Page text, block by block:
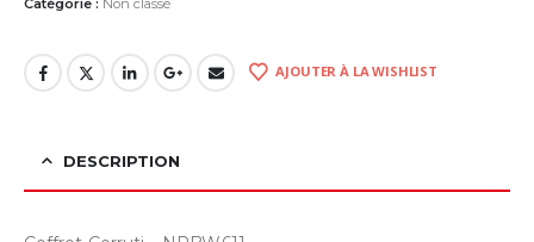
Catégorie : Non classé
AJOUTER À LA WISHLIST
DESCRIPTION